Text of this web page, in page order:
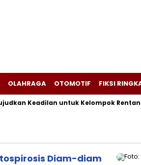
OLAHRAGA OTOMOTIF FIKSI
Keadilan untuk Kelompok Rentan
Diam-diam